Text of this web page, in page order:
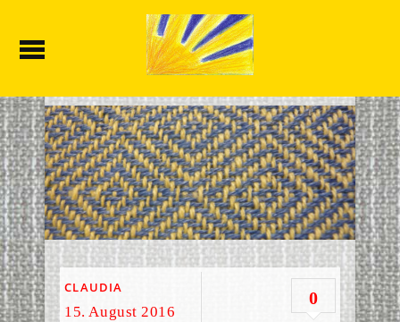
CLAUDIA
15. August 2016
0